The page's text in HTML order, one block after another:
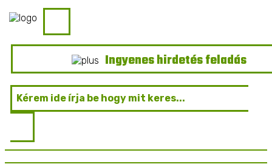
Ingyenes hirdetés feladás